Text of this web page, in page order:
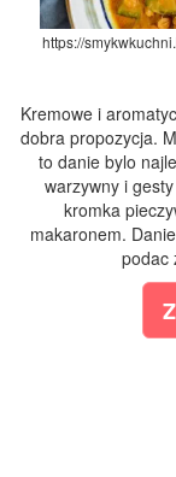
https://
Kremowe i
dobra propozycja.
to danie bylo
warzywny i
kromka
makaronem.
podac